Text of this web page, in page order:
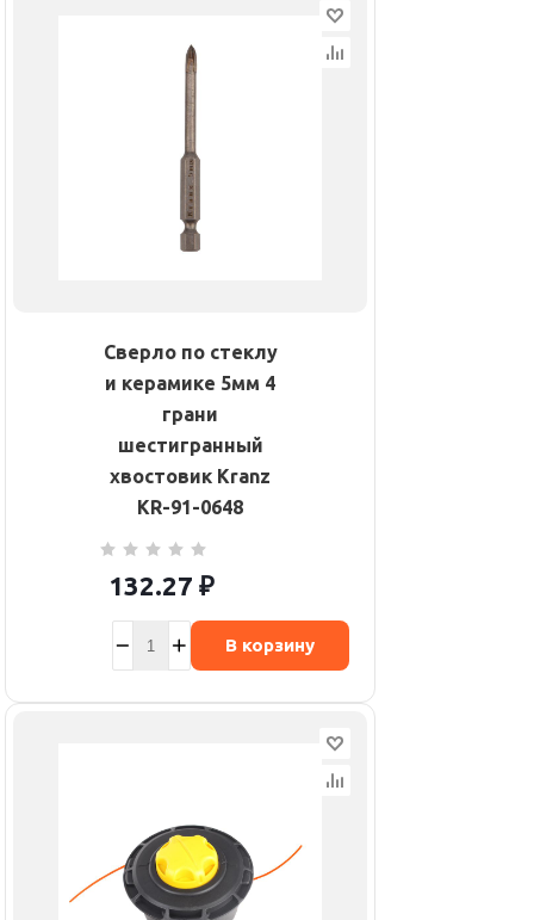
Сверло по стеклу
и керамике 5мм 4
грани
шестигранный
хвостовик Kranz
KR-91-0648
132.27 ₽
В корзину